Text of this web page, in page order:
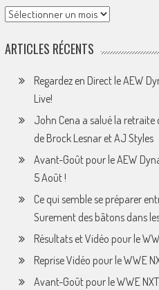
Archives
ARTICLES RÉCENTS
Regardez en Direct le AEW
Live!
John Cena a salué la retraite
de Brock Lesnar et AJ Styles
Avant-Goût pour le AEW
5 Août !
Ce qui semble se préparer
Surement des bâtons dans
Résultats et Vidéo pour le
Reprise Vidéo pour le WWE
Avant-Goût pour le WWE